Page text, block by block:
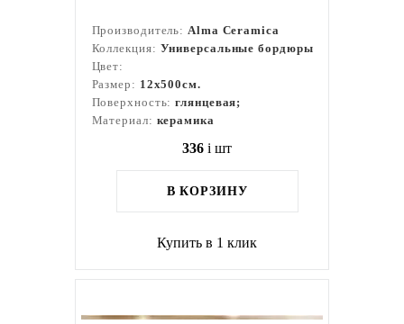
Производитель:Alma Ceramica
Коллекция: Универсальные бордюры
Цвет:
Размер: 12x500см.
Поверхность:глянцевая;
Материал: керамика
336 i шт
В КОРЗИНУ
Купить в 1 клик